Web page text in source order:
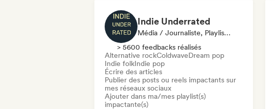
Indie Underrated
Média / Journaliste, Playlist, Influenceur·euse Sur Les Réseaux Sociaux
> 5600 feedbacks réalisés
Alternative rockColdwaveDream pop
Indie folkIndie pop
Écrire des articles
Publier des posts ou reels impactants sur
mes réseaux sociaux
Ajouter dans ma/mes playlist(s)
impactante(s)